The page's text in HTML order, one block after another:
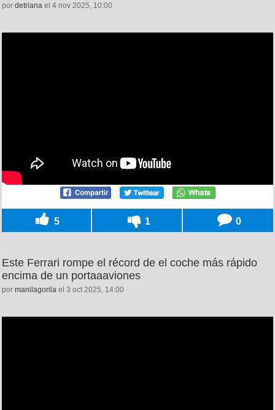
por detriana el 4 nov 2025, 10:00
5 1 0
Este Ferrari rompe el récord de el coche más rápido
encima de un portaaaviones
por manilagorila el 3 oct 2025, 14:00